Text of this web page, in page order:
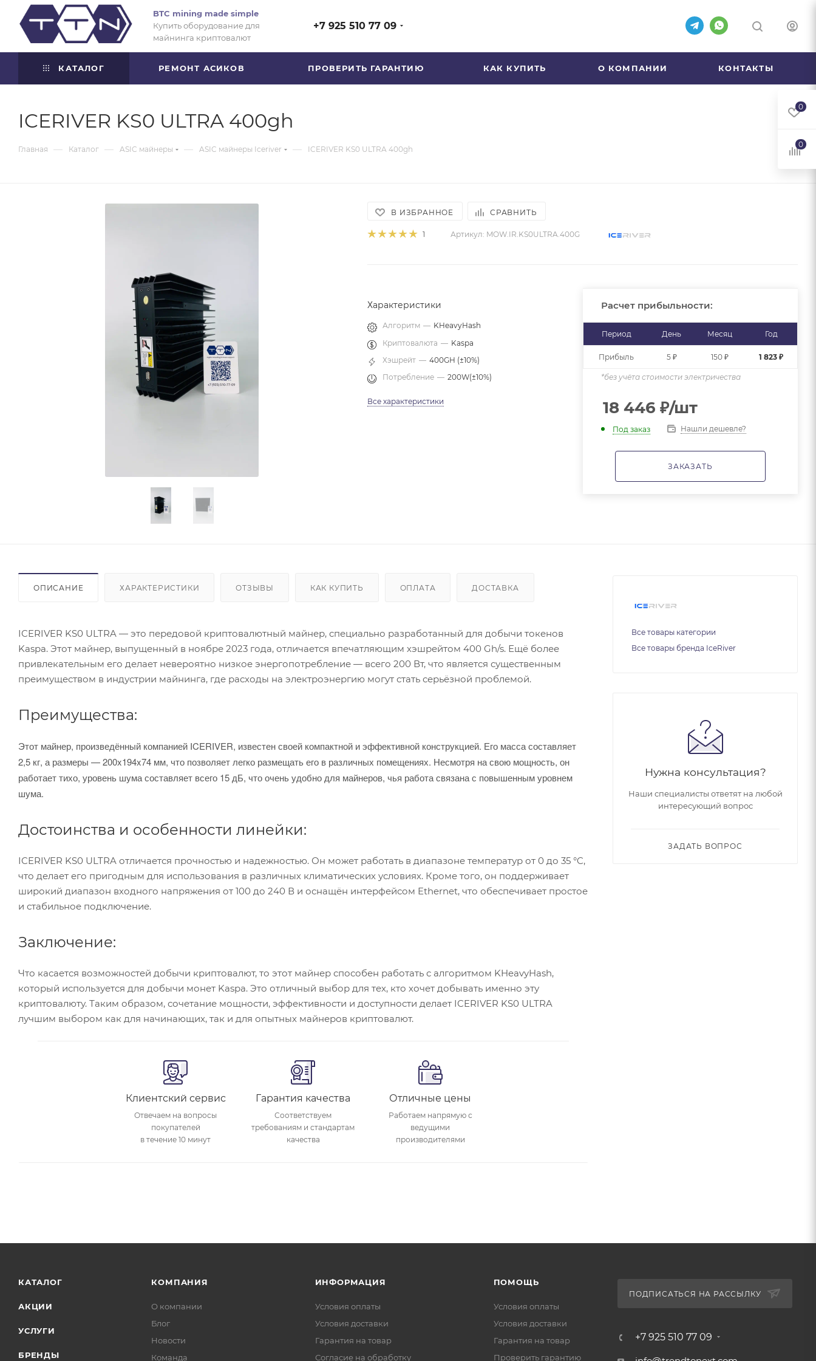
BTC mining made simple
Купить оборудование для
майнинга криптовалют
+7 925 510 77 09
КАТАЛОГ РЕМОНТ АСИКОВ ПРОВЕРИТЬ ГАРАНТИЮ КАК КУПИТЬ О КОМПАНИИ КОНТАКТЫ
ICERIVER KS0 ULTRA 400gh
Главная — Каталог — ASIC майнеры — ASIC майнеры Iceriver — ICERIVER KS0 ULTRA 400gh
В ИЗБРАННОЕ СРАВНИТЬ
1 Артикул: MOW.IR.KS0ULTRA.400G
Характеристики
Алгоритм — KHeavyHash
Криптовалюта — Kaspa
Хэшрейт — 400GH (±10%)
Потребление — 200W(±10%)
Все характеристики
Расчет прибыльности:
Период День Месяц Год
Прибыль 5 ₽ 150 ₽ 1 823 ₽
*без учёта стоимости электричества
18 446 ₽/шт
Под заказ Нашли дешевле?
ЗАКАЗАТЬ
ОПИСАНИЕ ХАРАКТЕРИСТИКИ ОТЗЫВЫ КАК КУПИТЬ ОПЛАТА ДОСТАВКА
ICERIVER KS0 ULTRA — это передовой криптовалютный майнер, специально разработанный для добычи токенов
Kaspa. Этот майнер, выпущенный в ноябре 2023 года, отличается впечатляющим хэшрейтом 400 Gh/s. Ещё более
привлекательным его делает невероятно низкое энергопотребление — всего 200 Вт, что является существенным
преимуществом в индустрии майнинга, где расходы на электроэнергию могут стать серьёзной проблемой.
Преимущества:
Этот майнер, произведённый компанией ICERIVER, известен своей компактной и эффективной конструкцией. Его масса составляет
2,5 кг, а размеры — 200x194x74 мм, что позволяет легко размещать его в различных помещениях. Несмотря на свою мощность, он
работает тихо, уровень шума составляет всего 15 дБ, что очень удобно для майнеров, чья работа связана с повышенным уровнем
шума.
Достоинства и особенности линейки:
ICERIVER KS0 ULTRA отличается прочностью и надежностью. Он может работать в диапазоне температур от 0 до 35 °C,
что делает его пригодным для использования в различных климатических условиях. Кроме того, он поддерживает
широкий диапазон входного напряжения от 100 до 240 В и оснащён интерфейсом Ethernet, что обеспечивает простое
и стабильное подключение.
Заключение:
Что касается возможностей добычи криптовалют, то этот майнер способен работать с алгоритмом KHeavyHash,
который используется для добычи монет Kaspa. Это отличный выбор для тех, кто хочет добывать именно эту
криптовалюту. Таким образом, сочетание мощности, эффективности и доступности делает ICERIVER KS0 ULTRA
лучшим выбором как для начинающих, так и для опытных майнеров криптовалют.
Клиентский сервис
Отвечаем на вопросы
покупателей
в течение 10 минут
Гарантия качества
Соответствуем
требованиям и стандартам
качества
Отличные цены
Работаем напрямую с
ведущими
производителями
Все товары категории
Все товары бренда IceRiver
Нужна консультация?
Наши специалисты ответят на любой
интересующий вопрос
ЗАДАТЬ ВОПРОС
КАТАЛОГ
АКЦИИ
УСЛУГИ
БРЕНДЫ
КОМПАНИЯ
О компании
Блог
Новости
Команда
ИНФОРМАЦИЯ
Условия оплаты
Условия доставки
Гарантия на товар
Согласие на обработку
ПОМОЩЬ
Условия оплаты
Условия доставки
Гарантия на товар
Проверить гарантию
ПОДПИСАТЬСЯ НА РАССЫЛКУ
+7 925 510 77 09
0
0